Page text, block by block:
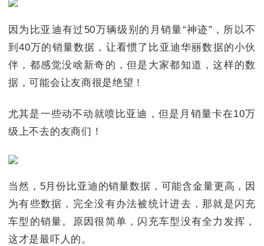
因为比亚迪有过50万辆级别的月销量“神迹”，所以不
到40万的销量数据，让看惯了比亚迪华丽数据的小伙
伴，都感觉没啥新奇的，但是大家都知道，这样的数
据，可能会让友商很是绝望！
尤其是一些动不动就喷比亚迪，但是月销量卡在10万
级上不去的友商们！
当然，5月份比亚迪的销量数据，可能含金量更高，因
为有些数据，完全没有办法被统计进去，那就是闪充
车型的销量。原因很简单，闪充车型没有全力发挥，
这才是最吓人的。